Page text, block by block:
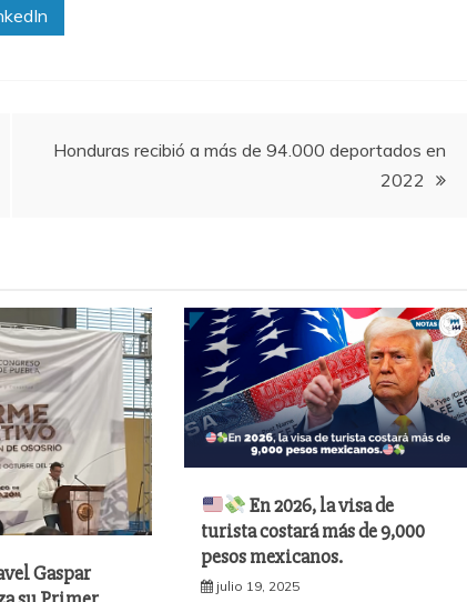
Honduras recibió a más de 94.000 deportados en
2022
Gaspar
En 2026, la visa de
turista costará más de 9,000
pesos mexicanos.
julio 19, 2025